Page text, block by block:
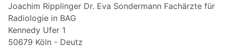
Joachim Ripplinger Dr. Eva Sondermann Fachärzte für
Radiologie in BAG
Kennedy Ufer 1
50679 Köln - Deutz